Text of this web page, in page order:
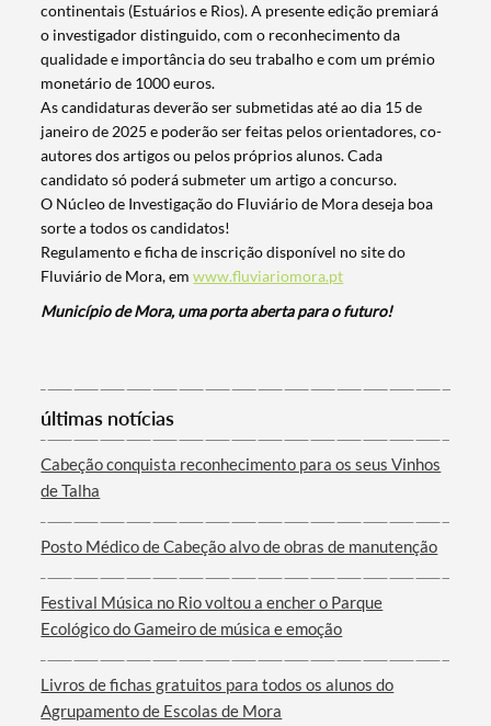
Termo de Pesquisa
Categorias gerais
Filtros
continentais (Estuários e Rios). A presente edição premiará
o investigador distinguido, com o reconhecimento da
qualidade e importância do seu trabalho e com um prémio
monetário de 1000 euros.
As candidaturas deverão ser submetidas até ao dia 15 de
janeiro de 2025 e poderão ser feitas pelos orientadores, co-
autores dos artigos ou pelos próprios alunos. Cada
candidato só poderá submeter um artigo a concurso.
O Núcleo de Investigação do Fluviário de Mora deseja boa
sorte a todos os candidatos!
Regulamento e ficha de inscrição disponível no site do
Fluviário de Mora, emwww.fluviariomora.pt
Município de Mora, uma porta aberta para o futuro!
últimas notícias
Cabeção conquista reconhecimento para os seus Vinhos
de Talha
Posto Médico de Cabeção alvo de obras de manutenção
Festival Música no Rio voltou a encher o Parque
Ecológico do Gameiro de música e emoção
Livros de fichas gratuitos para todos os alunos do
Agrupamento de Escolas de Mora